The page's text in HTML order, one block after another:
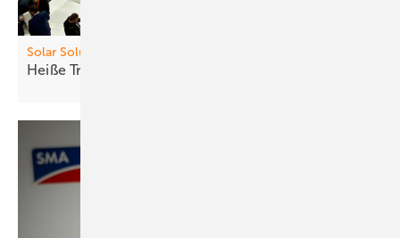
Solar Solutions
Heiß e Trends, neue